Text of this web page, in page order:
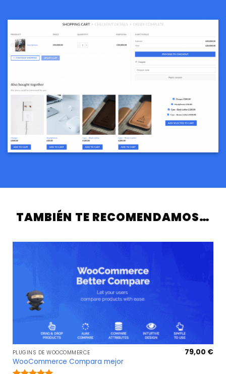
TAMBIÉN TE RECOMENDAMOS…
PLUGINS DE WOOCOMMERCE
WooCommerce Compara mejor
79,00 €